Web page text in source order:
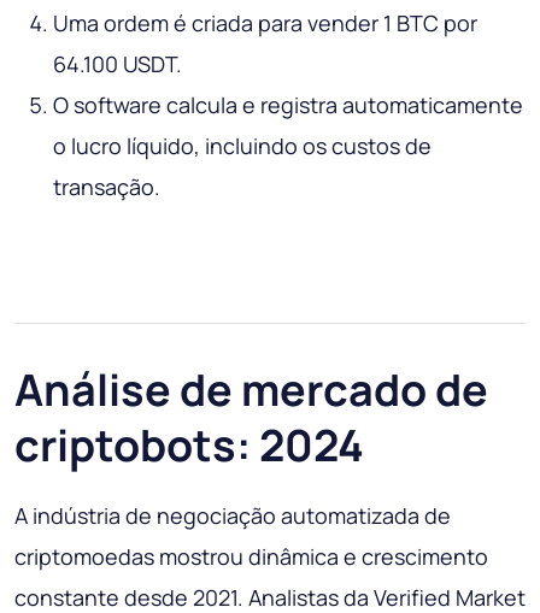
Uma ordem é criada para vender 1 BTC por
64.100 USDT.
O software calcula e registra automaticamente
o lucro líquido, incluindo os custos de
transação.
Análise de mercado de
criptobots: 2024
A indústria de negociação automatizada de
criptomoedas mostrou dinâmica e crescimento
constante desde 2021. Analistas da Verified Market